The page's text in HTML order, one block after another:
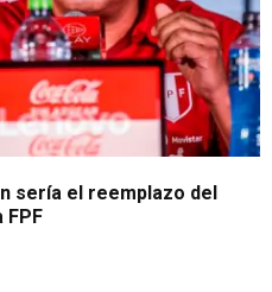
sería el reemplazo del
FPF